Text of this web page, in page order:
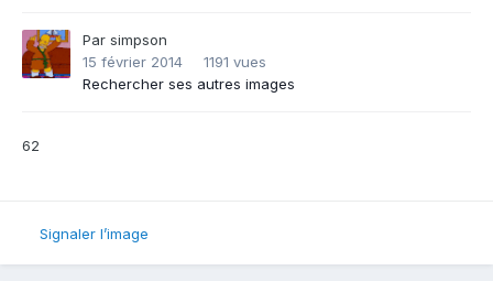
Par simpson
15 février 2014
1191 vues
Rechercher ses autres images
62
Signaler l’image